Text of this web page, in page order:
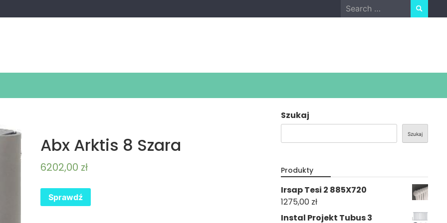
Search
for:
Abx Arktis 8 Szara
6202,00 zł
Sprawdź
Szukaj
Szukaj
Produkty
Irsap Tesi 2 885X720
1275,00 zł
Instal Projekt Tubus 3